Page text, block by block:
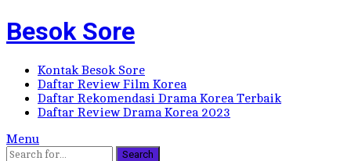
Besok Sore
Kontak Besok Sore
Daftar Review Film Korea
Daftar Rekomendasi Drama Korea Terbaik
Daftar Review Drama Korea 2023
Menu
Search